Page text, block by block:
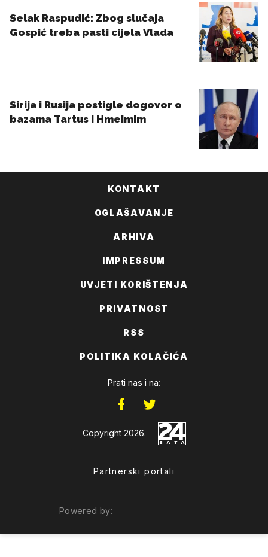
KONTAKT
OGLAŠAVANJE
ARHIVA
IMPRESSUM
UVJETI KORIŠTENJA
PRIVATNOST
RSS
POLITIKA KOLAČIĆA
Prati nas i na:
Copyright 2026.
Partnerski portali
Powered by: